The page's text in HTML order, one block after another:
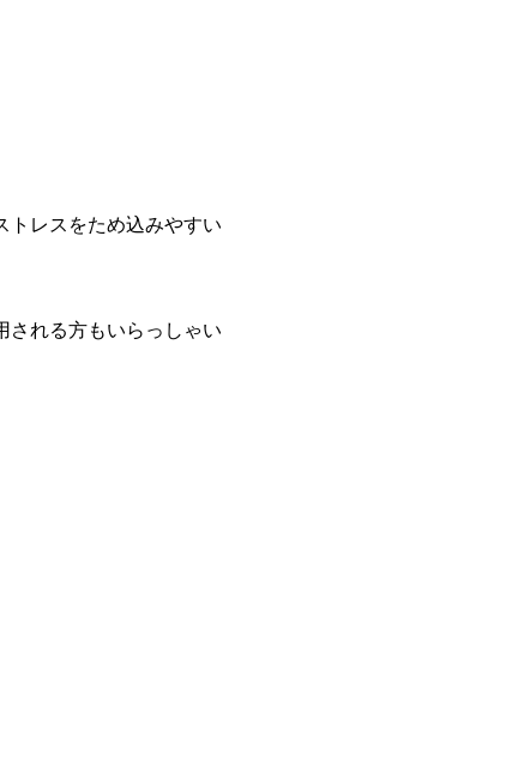
トレスをため込みやすい
される方もいらっしゃい